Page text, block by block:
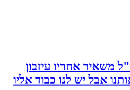
משאיר אחריו עיזבון
אבל יש לנו כבוד אליו